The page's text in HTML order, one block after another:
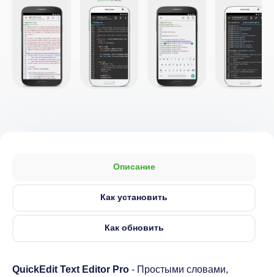
Описание
Как установить
Как обновить
QuickEdit Text Editor Pro - Простыми словами,